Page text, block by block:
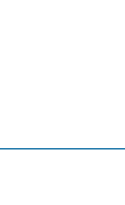
強打擊非法